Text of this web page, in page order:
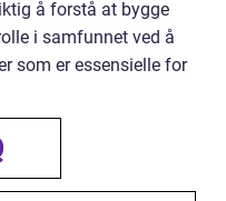
å forstå at bygge
i samfunnet ved å
som er essensielle for